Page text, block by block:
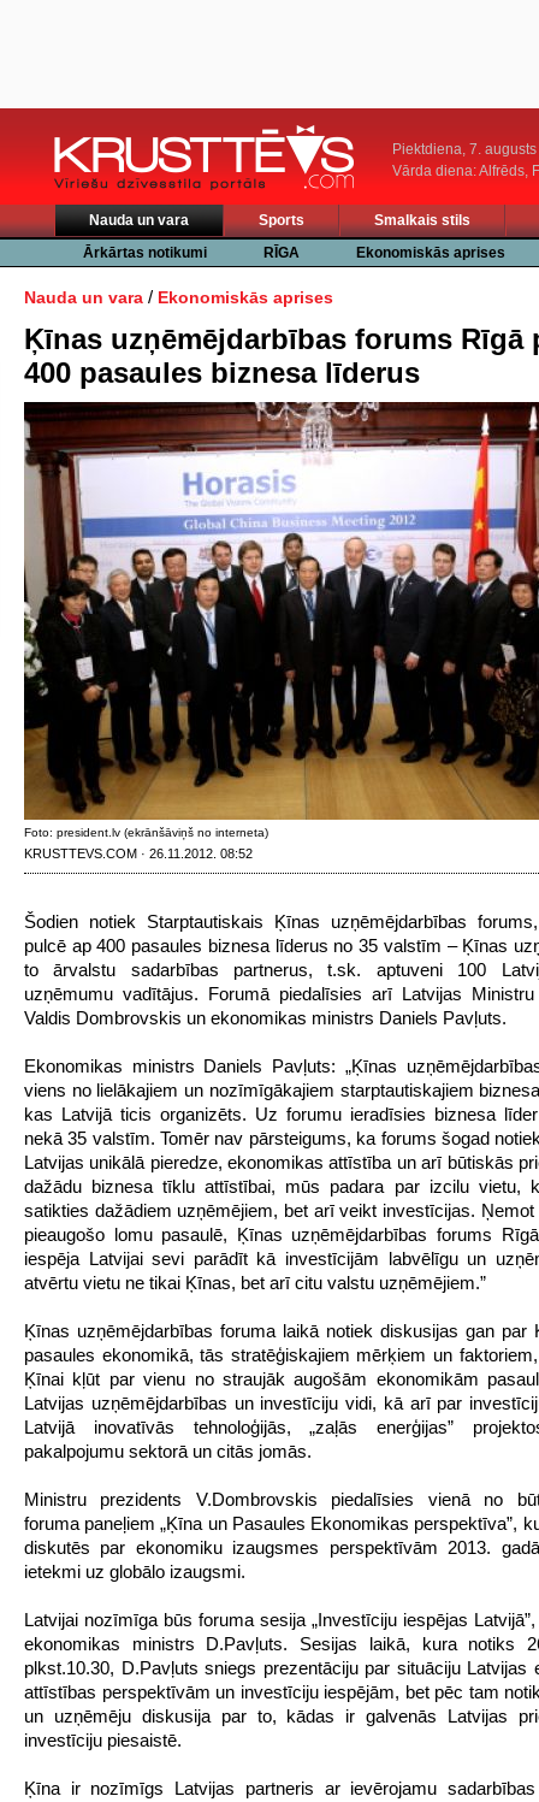
Piektdiena, 7. augusts
Vārda diena: Alfrēds,
Nauda un vara Sports
Smalkais stils
Ārkārtas notikumi
RĪGA Ekonomiskās aprises
Nauda un vara / Ekonomiskās aprises
Ķīnas uzņēmējdarbības forums Rīgā
400 pasaules biznesa līderus
Foto: president.lv (ekrānšāviņš no interneta)
KRUSTTEVS.COM · 26.11.2012. 08:52
Šodien notiek Starptautiskais Ķīnas uzņēmējdarbības
pulcē ap 400 pasaules biznesa līderus no 35 valstīm – Ķīnas
to ārvalstu sadarbības partnerus, t.sk. aptuveni 100
uzņēmumu vadītājus. Forumā piedalīsies arī Latvijas Ministru
Valdis Dombrovskis un ekonomikas ministrs Daniels Pavļuts.
Ekonomikas ministrs Daniels Pavļuts: „Ķīnas
viens no lielākajiem un nozīmīgākajiem starptautiskajiem
kas Latvijā ticis organizēts. Uz forumu ieradīsies biznesa
nekā 35 valstīm. Tomēr nav pārsteigums, ka forums šogad
Latvijas unikālā pieredze, ekonomikas attīstība un arī būtiskās
dažādu biznesa tīklu attīstībai, mūs padara par izcilu vietu,
satikties dažādiem uzņēmējiem, bet arī veikt investīcijas.
pieaugošo lomu pasaulē, Ķīnas uzņēmējdarbības forums
iespēja Latvijai sevi parādīt kā investīcijām labvēlīgu un
atvērtu vietu ne tikai Ķīnas, bet arī citu valstu uzņēmējiem.”
Ķīnas uzņēmējdarbības foruma laikā notiek diskusijas gan par
pasaules ekonomikā, tās stratēģiskajiem mērķiem un
Ķīnai kļūt par vienu no straujāk augošām ekonomikām
Latvijas uzņēmējdarbības un investīciju vidi, kā arī par
Latvijā inovatīvās tehnoloģijās, „zaļās enerģijas”
pakalpojumu sektorā un citās jomās.
Ministru prezidents V.Dombrovskis piedalīsies vienā no
foruma paneļiem „Ķīna un Pasaules Ekonomikas perspektīva”,
diskutēs par ekonomiku izaugsmes perspektīvām 2013.
ietekmi uz globālo izaugsmi.
Latvijai nozīmīga būs foruma sesija „Investīciju iespējas
ekonomikas ministrs D.Pavļuts. Sesijas laikā, kura notiks
plkst.10.30, D.Pavļuts sniegs prezentāciju par situāciju Latvijas
attīstības perspektīvām un investīciju iespējām, bet pēc tam
un uzņēmēju diskusija par to, kādas ir galvenās Latvijas
investīciju piesaistē.
Ķīna ir nozīmīgs Latvijas partneris ar ievērojamu sadarbības